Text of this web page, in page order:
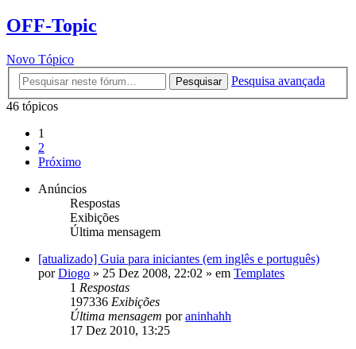
OFF-Topic
Novo Tópico
Pesquisar
Pesquisa avançada
46 tópicos
1
2
Próximo
Anúncios
Respostas
Exibições
Última mensagem
[atualizado] Guia para iniciantes (em inglês e português)
porDiogo » 25 Dez 2008, 22:02 » em Templates
1 Respostas
197336 Exibições
Última mensagem poraninhahh
17 Dez 2010, 13:25